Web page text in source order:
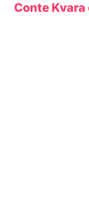
Conte Kvara